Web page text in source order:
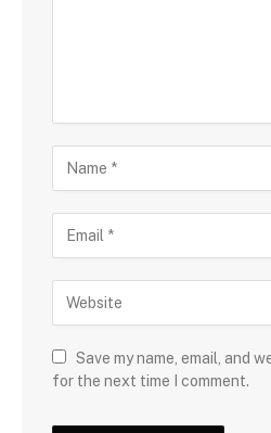
Save my name, email, and
for the next time I comment.